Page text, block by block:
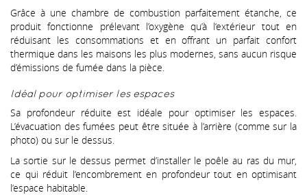
Grâce à une chambre de combustion parfaitement étanche, ce
produit fonctionne prélevant l’oxygène qu’à l’extérieur tout en
réduisant les consommations et en offrant un parfait confort
thermique dans les maisons les plus modernes, sans aucun risque
d’émissions de fumée dans la pièce.
Idéal pour optimiser les espaces
Sa profondeur réduite est idéale pour optimiser les espaces.
L’évacuation des fumées peut être située à l’arrière (comme sur la
photo) ou sur le dessus.
La sortie sur le dessus permet d’installer le poêle au ras du mur,
ce qui réduit l’encombrement en profondeur tout en optimisant
l’espace habitable.